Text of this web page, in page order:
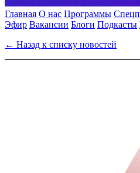
Главная О нас Программы
Эфир Вакансии Блоги Подкасты
← Назад к списку новостей